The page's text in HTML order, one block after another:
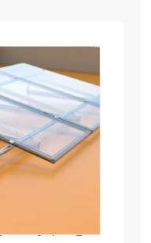
حلول
الشمسية
طقم تركيب
متنوع لدعم الوحدات الكهروضوئية. الخدمة المخصصة متاحة أيضًا.